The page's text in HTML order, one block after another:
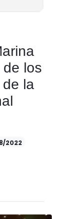
los
la
2022